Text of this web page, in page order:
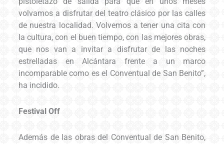
volvamos a disfrutar del teatro clásico por las calles
de nuestra localidad. Volvemos a tener una cita con
la cultura, con el buen tiempo, con las mejores obras,
que nos van a invitar a disfrutar de las noches
estrelladas en Alcántara frente a un marco
incomparable como es el Conventual de San Benito”,
ha incidido.
Festival Off
Además de las obras del Conventual de San Benito,